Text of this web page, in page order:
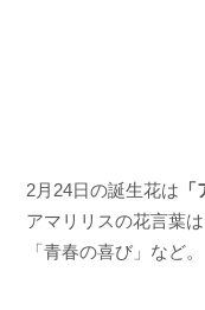
2月24日の誕生花は
アマリリスの花言葉
「青春の喜び」など。